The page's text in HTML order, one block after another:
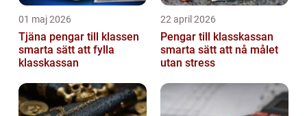
01 maj 2026
Tjäna pengar till klassen
smarta sätt att fylla
klasskassan
22 april 2026
Pengar till klasskassan
smarta sätt att nå målet
utan stress